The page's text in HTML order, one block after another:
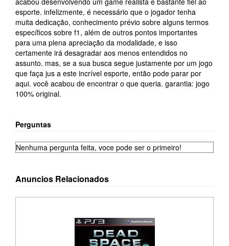
Perguntas
Nenhuma pergunta feita, voce pode ser o primeiro!
Anuncios Relacionados